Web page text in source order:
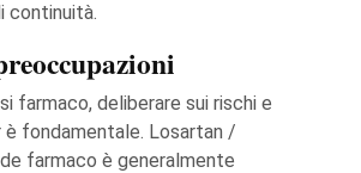
continuità.
farmaco, deliberare sui rischi e
è fondamentale. Losartan /
farmaco è generalmente